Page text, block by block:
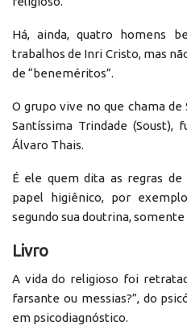
Há, ainda, quatro homens
trabalhos de Inri Cristo, mas
de “beneméritos”.
O grupo vive no que chama
Santíssima Trindade (Soust),
Álvaro Thais.
É ele quem dita as regras
papel higiênico, por
segundo sua doutrina, somente
Livro
A vida do religioso foi
farsante ou messias?”, do
em psicodiagnóstico.